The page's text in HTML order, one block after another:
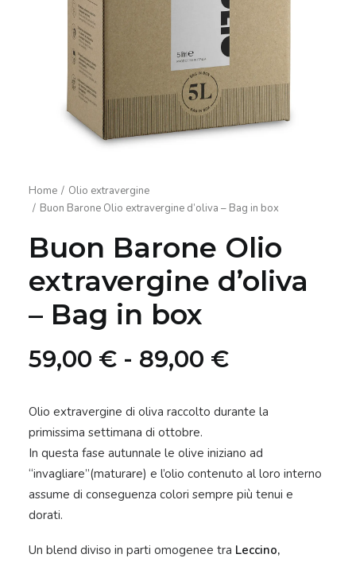
Home
Olio extravergine
Buon Barone Olio extravergine d’oliva – Bag in box
Buon Barone Olio
extravergine d’oliva
– Bag in box
59,00 € - 89,00 €Fascia
prezzo:
59,00 €
a
Olio extravergine di oliva raccolto durante la
primissima settimana di ottobre.
In questa fase autunnale le olive iniziano ad
“invagliare”(maturare) e l’olio contenuto al loro interno
assume di conseguenza colori sempre più tenui e
dorati.
Un blend diviso in parti omogenee tra Leccino,